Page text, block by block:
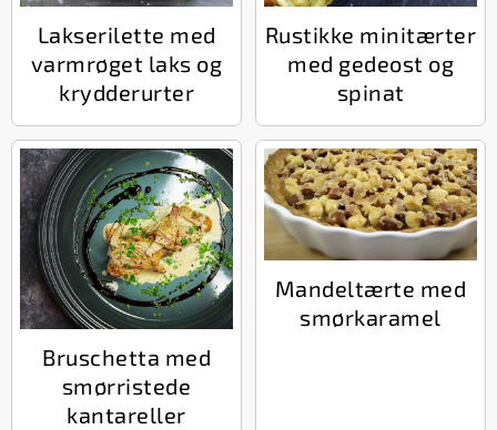
Lakserilette med
varmrøget laks og
krydderurter
Rustikke minitærter
med gedeost og
spinat
Bruschetta med
smørristede
kantareller
Mandeltærte med
smørkaramel